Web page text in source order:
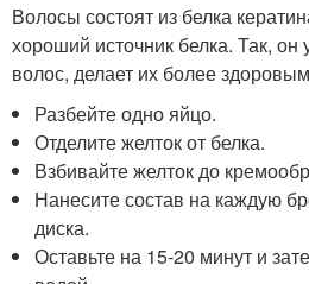
Волосы состоят из белка
хороший источник белка. Так, он
волос, делает их более
Разбейте одно яйцо.
Отделите желток от белка.
Взбивайте желток до
Нанесите состав на каждую
диска.
Оставьте на 15-20 минут и